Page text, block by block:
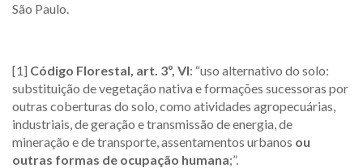
São Paulo.
[1] Código Florestal, art. 3º, VI: “uso alternativo do solo:
substituição de vegetação nativa e formações sucessoras por
outras coberturas do solo, como atividades agropecuárias,
industriais, de geração e transmissão de energia, de
mineração e de transporte, assentamentos urbanos ou
outras formas de ocupação humana;”.